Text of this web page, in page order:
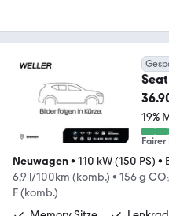
7-
19%
Fairer
Neuwagen• 110 kW (150 PS) •
6,9 l/100km (komb.) • 156 g
F (komb.)